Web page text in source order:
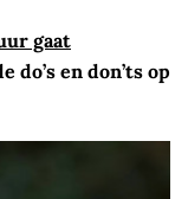
gaat
do’s en don’ts op